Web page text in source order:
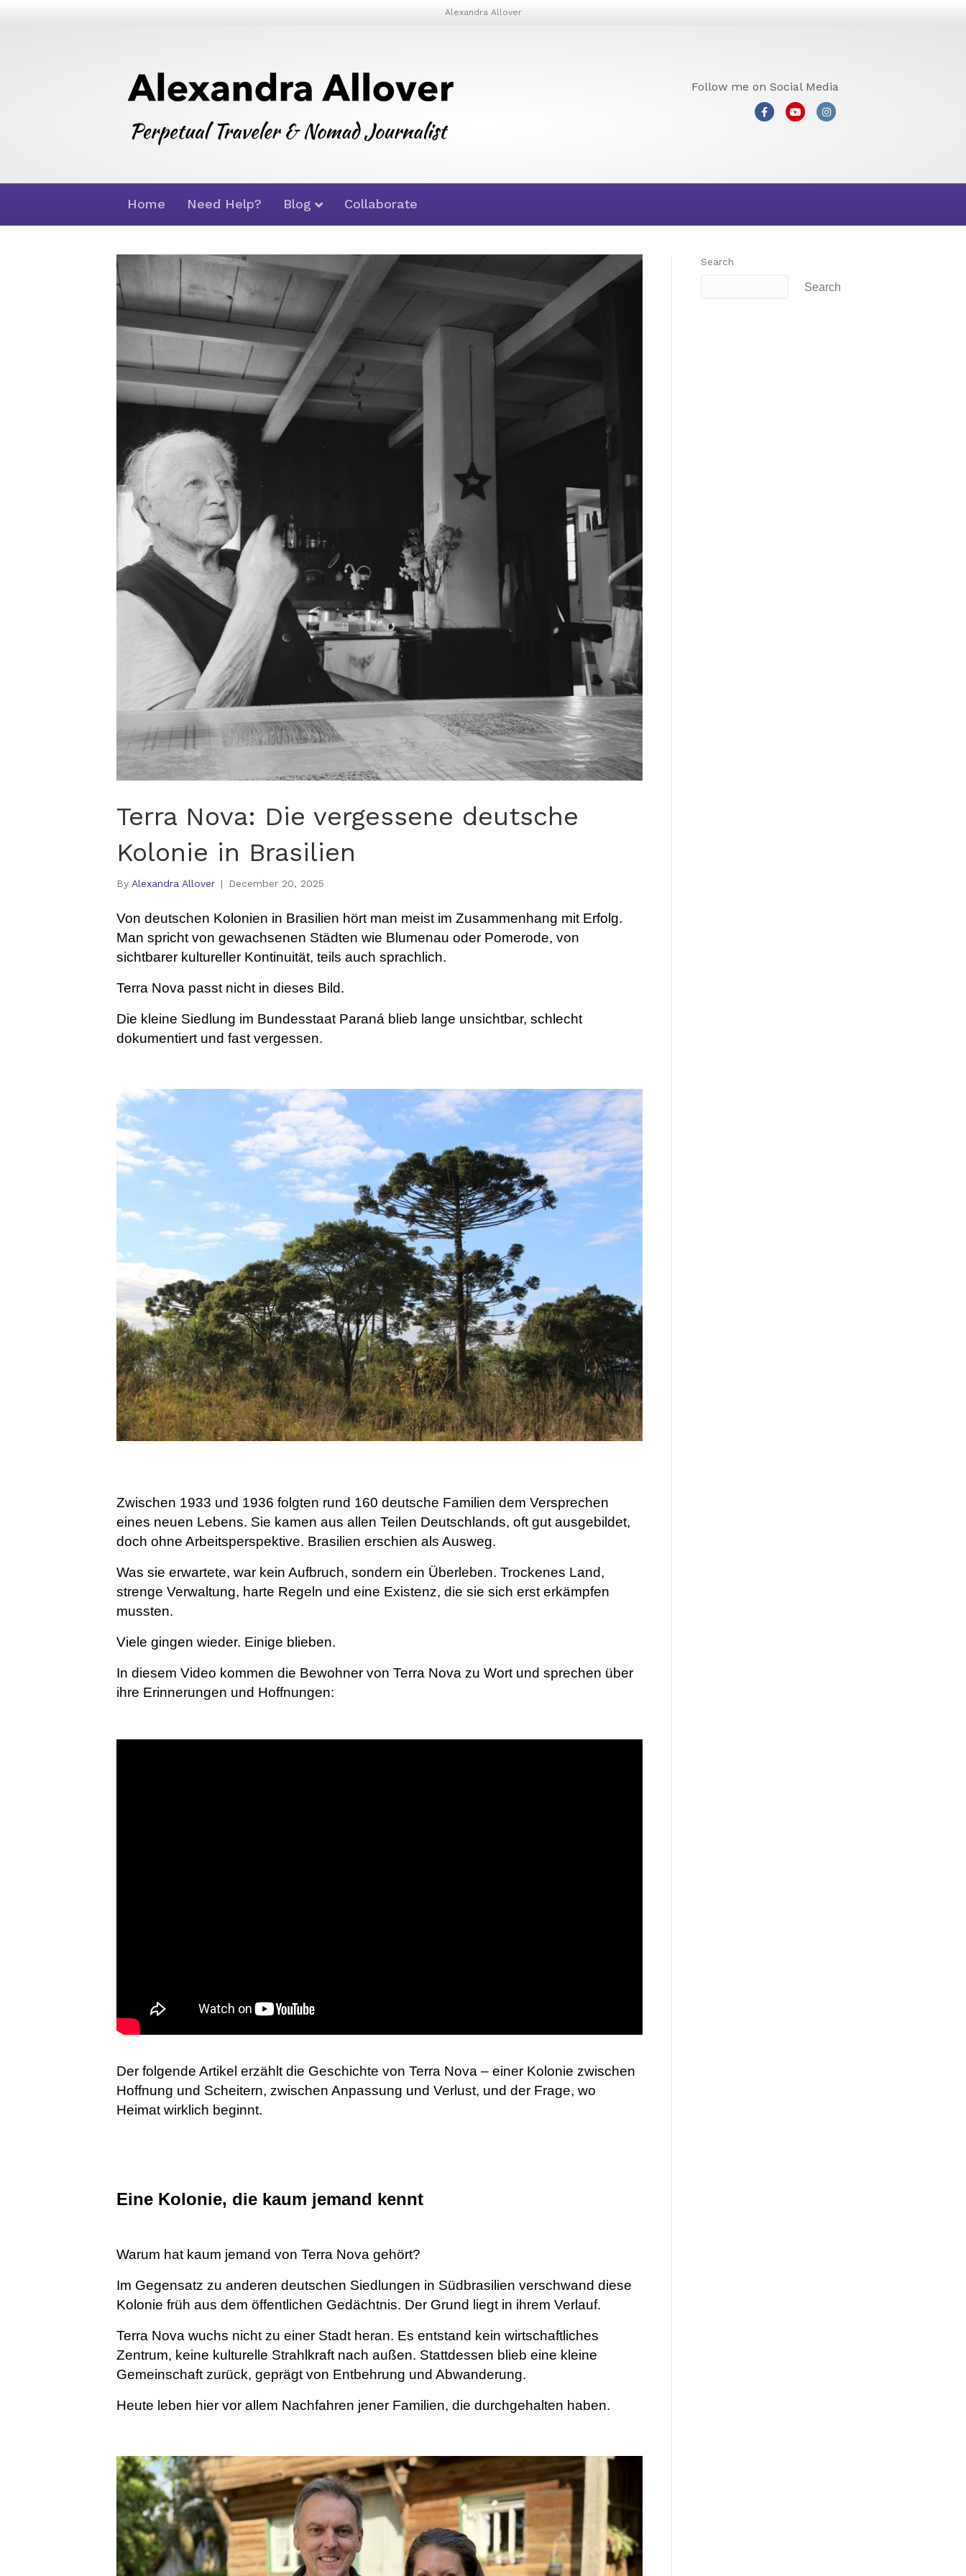
Alexandra Allover
Follow me on Social Media
FacebookYoutube
Home Need Help? Blog Collaborate
Terra Nova: Die vergessene deutsche
Kolonie in Brasilien
By Alexandra Allover | December 20, 2025
Von deutschen Kolonien in Brasilien hört man meist im Zusammenhang mit Erfolg.
Man spricht von gewachsenen Städten wie Blumenau oder Pomerode, von
sichtbarer kultureller Kontinuität, teils auch sprachlich.
Terra Nova passt nicht in dieses Bild.
Die kleine Siedlung im Bundesstaat Paraná blieb lange unsichtbar, schlecht
dokumentiert und fast vergessen.
Zwischen 1933 und 1936 folgten rund 160 deutsche Familien dem Versprechen
eines neuen Lebens. Sie kamen aus allen Teilen Deutschlands, oft gut ausgebildet,
doch ohne Arbeitsperspektive. Brasilien erschien als Ausweg.
Was sie erwartete, war kein Aufbruch, sondern ein Überleben. Trockenes Land,
strenge Verwaltung, harte Regeln und eine Existenz, die sie sich erst erkämpfen
mussten.
Viele gingen wieder. Einige blieben.
In diesem Video kommen die Bewohner von Terra Nova zu Wort und sprechen über
ihre Erinnerungen und Hoffnungen:
Der folgende Artikel erzählt die Geschichte von Terra Nova – einer Kolonie zwischen
Hoffnung und Scheitern, zwischen Anpassung und Verlust, und der Frage, wo
Heimat wirklich beginnt.
Eine Kolonie, die kaum jemand kennt
Warum hat kaum jemand von Terra Nova gehört?
Im Gegensatz zu anderen deutschen Siedlungen in Südbrasilien verschwand diese
Kolonie früh aus dem öffentlichen Gedächtnis. Der Grund liegt in ihrem Verlauf.
Terra Nova wuchs nicht zu einer Stadt heran. Es entstand kein wirtschaftliches
Zentrum, keine kulturelle Strahlkraft nach außen. Stattdessen blieb eine kleine
Gemeinschaft zurück, geprägt von Entbehrung und Abwanderung.
Heute leben hier vor allem Nachfahren jener Familien, die durchgehalten haben.
Search
Search